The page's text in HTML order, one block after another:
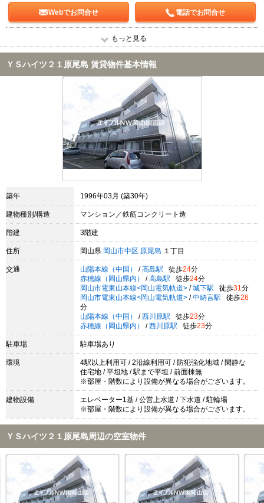
Webでお問合せ 電話でお問合せ
もっと見る
ＹＳハイツ２１原尾島 賃貸物件基本情報
築年 1996年03月 (築30年)
建物種別/構造 マンション／鉄筋コンクリート造
階建 3階建
住所 岡山県 岡山市中区 原尾島 １丁目
交通 山陽本線（中国） / 高島駅 徒歩24分
赤穂線（岡山県内）
/ 高島駅 徒歩24分
岡山市電東山本線<岡山電気軌道> / 城下駅 徒歩31 分
岡山市電東山本線<岡山電気軌道> / 中納言駅 徒歩26
分
山陽本線（中国）
/ 西川原駅 徒歩23分
赤穂線（岡山県内）
/ 西川原駅 徒歩23分
駐車場 駐車場あり
環境
4駅以上利用可 / 2沿線利用可 / 防犯強化地域 / 閑静な
住宅地 / 平坦地 / 駅まで平坦 / 前面棟無
※部屋・階数により設備が異なる場合がございます。
建物設備
エレベーター1基 / 公営上水道 / 下水道 / 駐輪場
※部屋・階数により設備が異なる場合がございます。
ＹＳハイツ２１原尾島周辺の空室物件